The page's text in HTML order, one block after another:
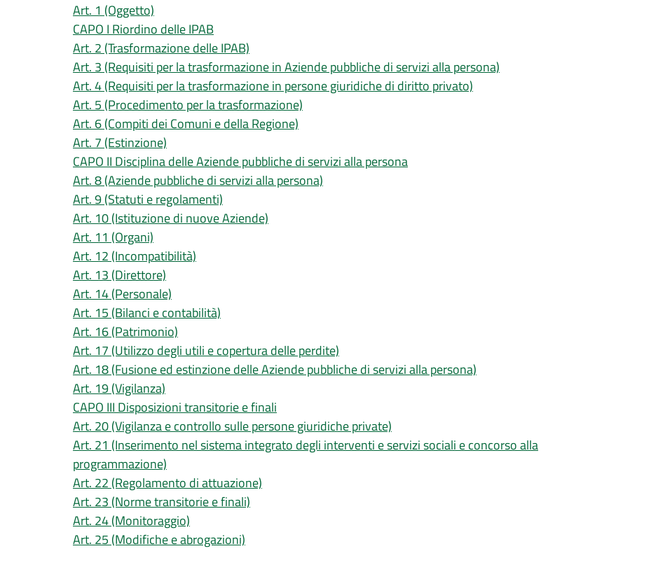
Art. 1 (Oggetto)
CAPO I Riordino delle IPAB
Art. 2 (Trasformazione delle IPAB)
Art. 3 (Requisiti per la trasformazione in Aziende pubbliche di servizi alla persona)
Art. 4 (Requisiti per la trasformazione in persone giuridiche di diritto privato)
Art. 5 (Procedimento per la trasformazione)
Art. 6 (Compiti dei Comuni e della Regione)
Art. 7 (Estinzione)
CAPO II Disciplina delle Aziende pubbliche di servizi alla persona
Art. 8 (Aziende pubbliche di servizi alla persona)
Art. 9 (Statuti e regolamenti)
Art. 10 (Istituzione di nuove Aziende)
Art. 11 (Organi)
Art. 12 (Incompatibilità)
Art. 13 (Direttore)
Art. 14 (Personale)
Art. 15 (Bilanci e contabilità)
Art. 16 (Patrimonio)
Art. 17 (Utilizzo degli utili e copertura delle perdite)
Art. 18 (Fusione ed estinzione delle Aziende pubbliche di servizi alla persona)
Art. 19 (Vigilanza)
CAPO III Disposizioni transitorie e finali
Art. 20 (Vigilanza e controllo sulle persone giuridiche private)
Art. 21 (Inserimento nel sistema integrato degli interventi e servizi sociali e concorso alla
programmazione)
Art. 22 (Regolamento di attuazione)
Art. 23 (Norme transitorie e finali)
Art. 24 (Monitoraggio)
Art. 25 (Modifiche e abrogazioni)